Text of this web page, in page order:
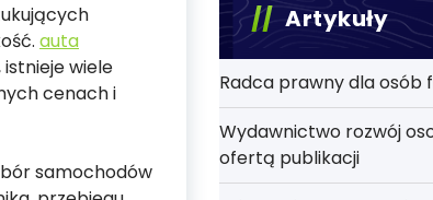
auta
wiele
cenach i
samochodów
Artykuły
Radca prawny dla osób
Wydawnictwo rozwój
ofertą publikacji